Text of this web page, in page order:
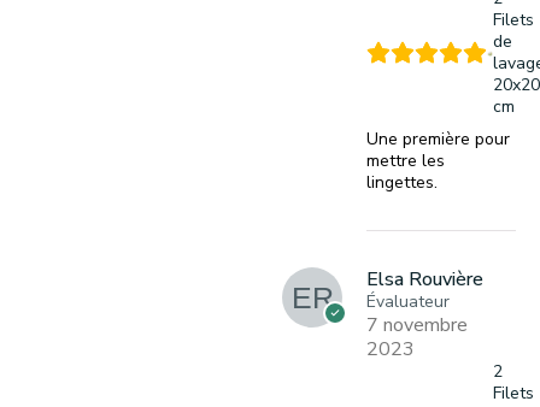
Filets
de
20x20
cm
Une première pour
mettre les
lingettes.
Elsa Rouvière
Évaluateur
7 novembre
2023
2
Filets